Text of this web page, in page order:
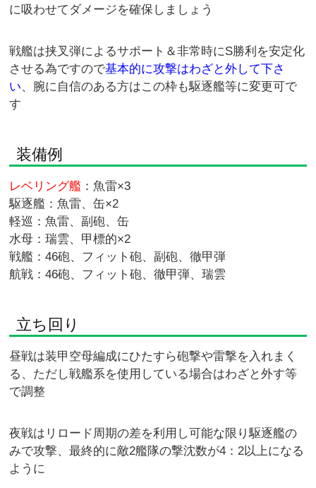
に吸わせてダメージを確保しましょう
戦艦は挟叉弾によるサポート＆非常時にS勝利を安定化
させる為ですので基本的に攻撃はわざと外して下さ
い、腕に自信のある方はこの枠も駆逐艦等に変更可で
す
装備例
レベリング艦 ：魚雷×3
駆逐艦：魚雷、缶×2
軽巡：魚雷、副砲、缶
水母：瑞雲、甲標的×2
戦艦：46砲、フィット砲、副砲、徹甲弾
航戦：46砲、フィット砲、徹甲弾、瑞雲
立ち回り
昼戦は装甲空母編成にひたすら砲撃や雷撃を入れまく
る、ただし戦艦系を使用している場合はわざと外す等
で調整
夜戦はリロード周期の差を利用し可能な限り駆逐艦の
みで攻撃、最終的に敵2艦隊の撃沈数が4：2以上になる
ように